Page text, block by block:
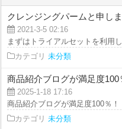
クレンジングパームと申し
2021-3-5 02:16
まずはトライアルセットを利用
カテゴリ 未分類
商品紹介ブログが満足度100
2025-1-18 17:16
商品紹介ブログが満足度100％
カテゴリ 未分類